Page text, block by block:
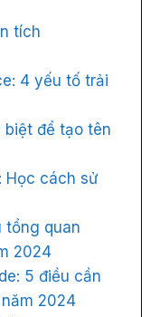
tích
4 yếu tố trải
để tạo tên
Học cách sử
tổng quan
2024
5 điều cần
2024